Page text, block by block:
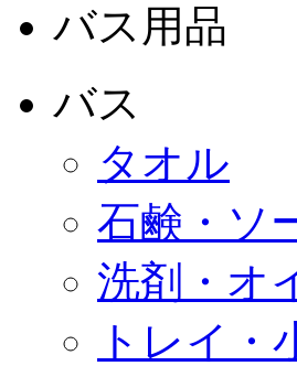
バス用品
バス
タオル
石鹸・ソ
洗剤・オ
トレイ・